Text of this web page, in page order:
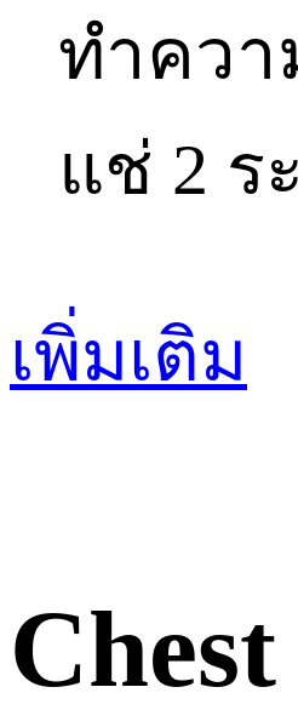
ทำควา
แช่ 2 ร
เพิ่มเติม
Chest